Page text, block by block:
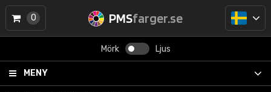
PMSfarger.se
Mörk Ljus
MENY
0